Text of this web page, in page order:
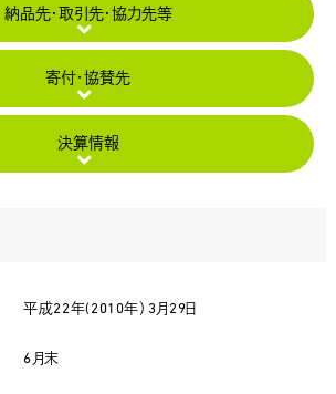
納品先・ 取引先・ 協力先等
寄付・協賛先
決算情報
平成22年(2010年）3月29日
6月末